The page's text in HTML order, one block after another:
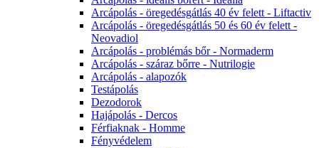
Arcápolás - öregedésgátlás 40 év felett - Liftactiv
Arcápolás - öregedésgátlás 50 és 60 év felett -
Neovadiol
Arcápolás - problémás bőr - Normaderm
Arcápolás - száraz bőrre - Nutrilogie
Arcápolás - alapozók
Testápolás
Dezodorok
Hajápolás - Dercos
Férfiaknak - Homme
Fényvédelem